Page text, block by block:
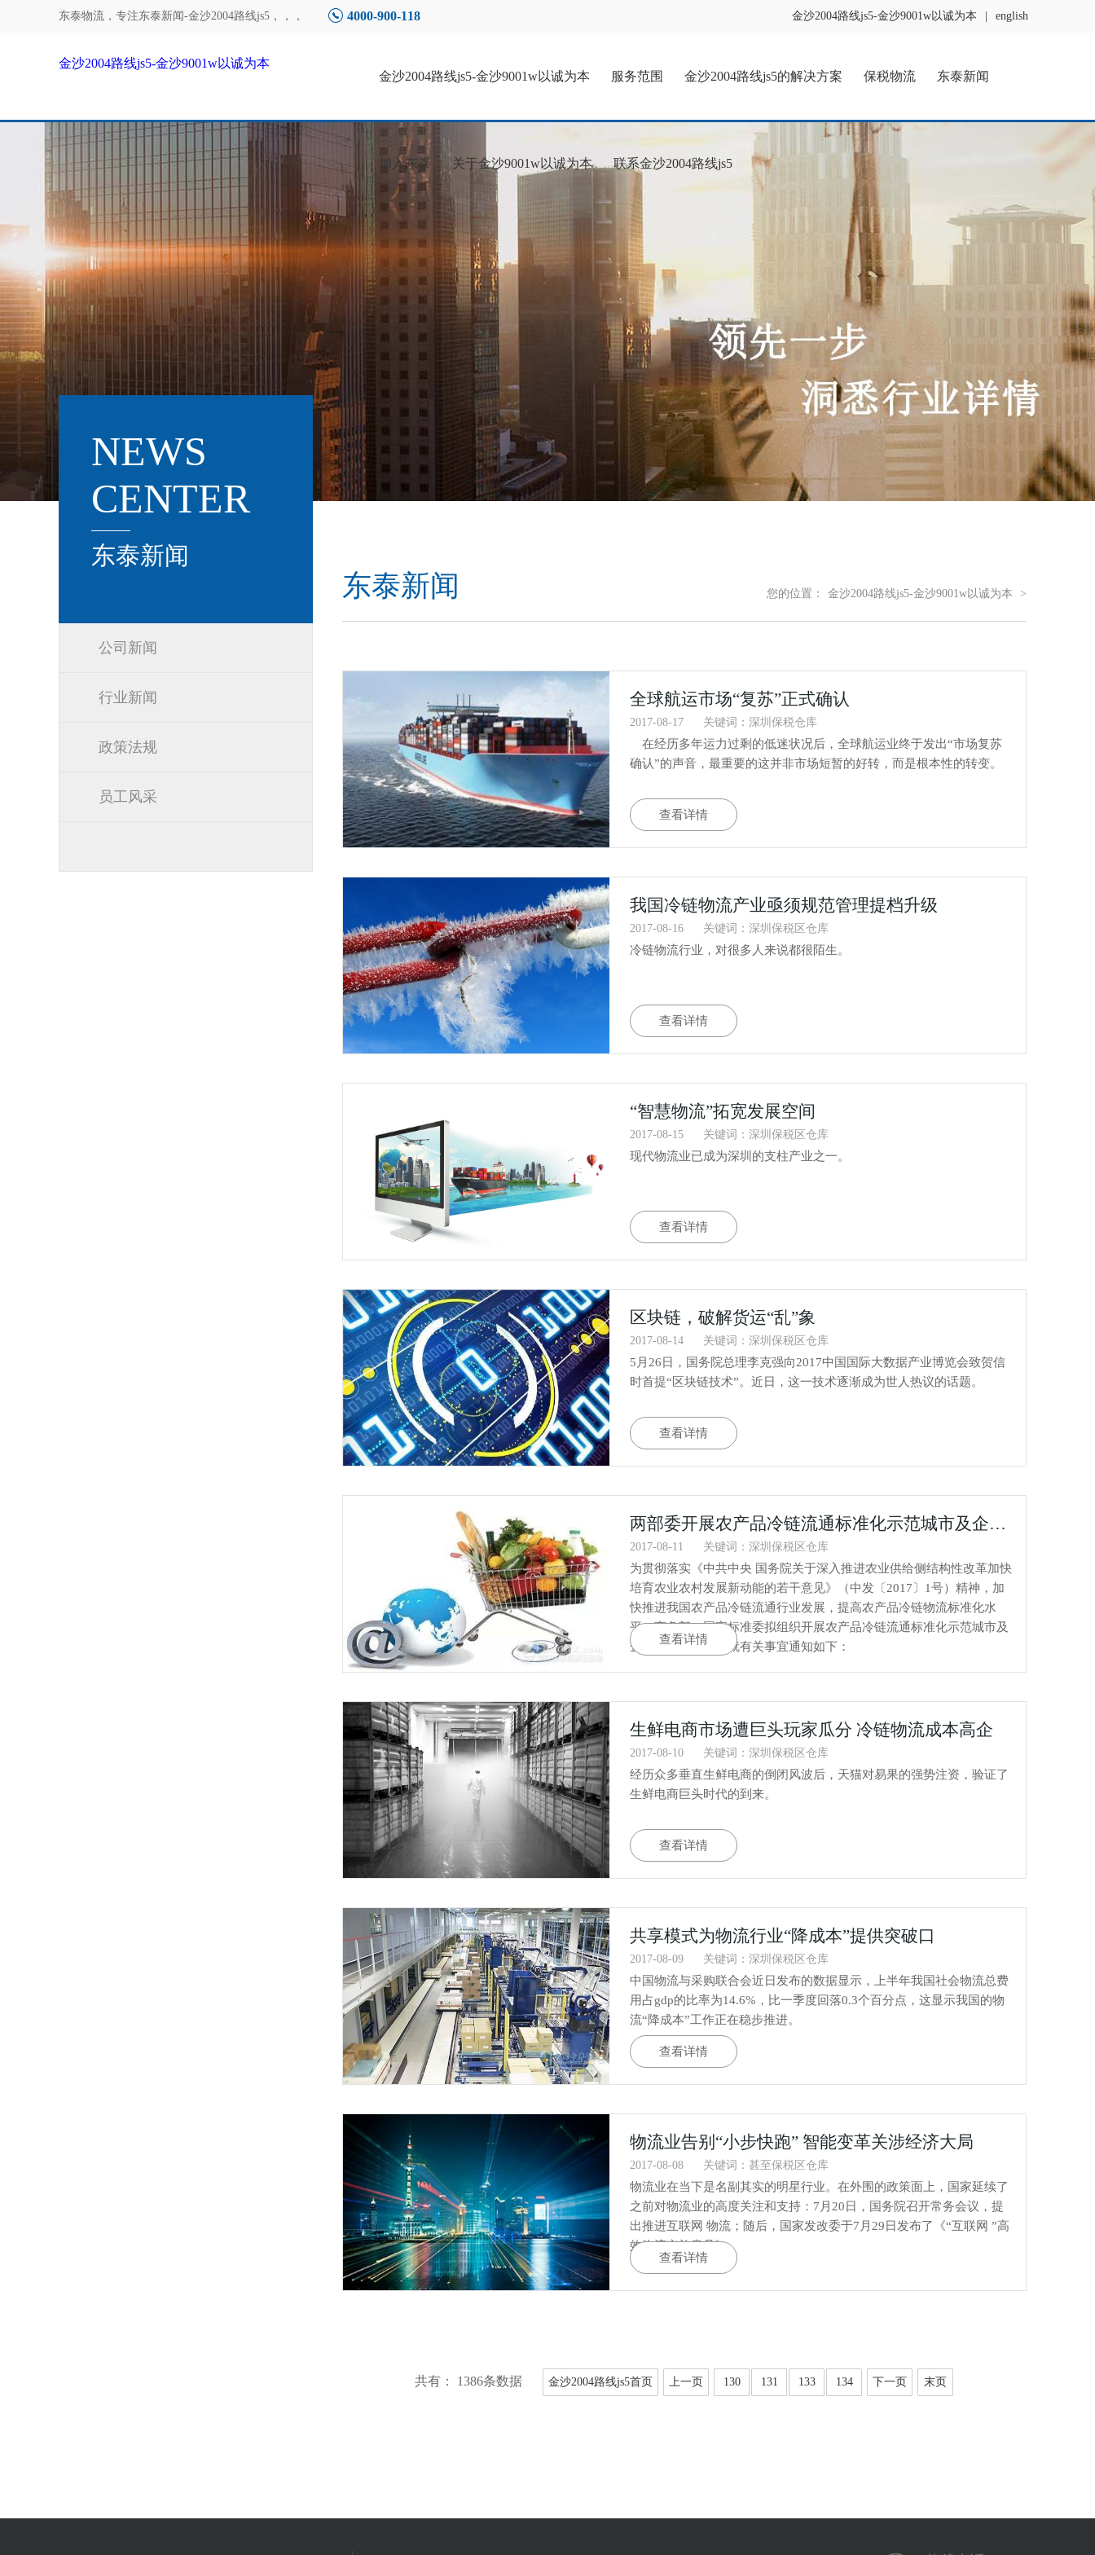
东泰物流，专注东泰新闻-金沙2004路线js5 ，，， 4000-900-118 金沙2004路线js5-金沙9001w以诚为本 english
金沙2004路线js5-金沙9001w以诚为本
金沙2004路线js5-金沙9001w以诚为本
服务范围 金沙2004路线js5的解决方案 保税物流 东泰新闻
加入东泰 关于金沙9001w以诚为本 联系金沙2004路线js5
NEWS
CENTER
东泰新闻
公司新闻
行业新闻
政策法规
员工风采
东泰新闻 您的位置： 金沙2004路线js5-金沙9001w以诚为本 >
全球航运市场“复苏”正式确认
2017-08-17 关键词：深圳保税仓库
在经历多年运力过剩的低迷状况后，全球航运业终于发出“市场复苏
确认”的声音，最重要的这并非市场短暂的好转，而是根本性的转变。
查看详情
我国冷链物流产业亟须规范管理提档升级
2017-08-16 关键词：深圳保税区仓库
冷链物流行业，对很多人来说都很陌生。
查看详情
“智慧物流”拓宽发展空间
2017-08-15 关键词：深圳保税区仓库
现代物流业已成为深圳的支柱产业之一。
查看详情
区块链，破解货运“乱”象
2017-08-14 关键词：深圳保税区仓库
5月26日，国务院总理李克强向2017中国国际大数据产业博览会致贺信
时首提“区块链技术”。近日，这一技术逐渐成为世人热议的话题。
查看详情
两部委开展农产品冷链流通标准化示范城市及企业评估工作
2017-08-11 关键词：深圳保税区仓库
为贯彻落实《中共中央 国务院关于深入推进农业供给侧结构性改革加快
培育农业农村发展新动能的若干意见》（中发〔2017〕1号）精神，加
快推进我国农产品冷链流通行业发展，提高农产品冷链物流标准化水
平，商务部、国家标准委拟组织开展农产品冷链流通标准化示范城市及
企业评估工作，现就有关事宜通知如下：
查看详情
生鲜电商市场遭巨头玩家瓜分 冷链物流成本高企
2017-08-10 关键词：深圳保税区仓库
经历众多垂直生鲜电商的倒闭风波后，天猫对易果的强势注资，验证了
生鲜电商巨头时代的到来。
查看详情
共享模式为物流行业“降成本”提供突破口
2017-08-09 关键词：深圳保税区仓库
中国物流与采购联合会近日发布的数据显示，上半年我国社会物流总费
用占gdp的比率为14.6%，比一季度回落0.3个百分点，这显示我国的物
流“降成本”工作正在稳步推进。
查看详情
物流业告别“小步快跑” 智能变革关涉经济大局
2017-08-08 关键词：甚至保税区仓库
物流业在当下是名副其实的明星行业。在外围的政策面上，国家延续了
之前对物流业的高度关注和支持：7月20日，国务院召开常务会议，提
出推进互联网 物流；随后，国家发改委于7月29日发布了《“互联网 ”高
效物流实施意见》。
查看详情
共有： 1386条数据 金沙2004路线js5首页 上一页 130 131 133 134 下一页 末页